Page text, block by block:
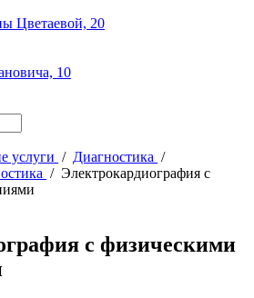
Цветаевой, 20
10
услуги / Диагностика /
/ Электрокардиография с
с физическими